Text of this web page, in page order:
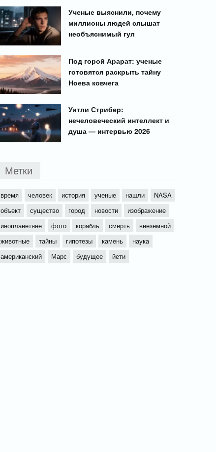
Ученые выяснили, почему
миллионы людей слышат
необъяснимый гул
Под горой Арарат: ученые
готовятся раскрыть тайну
Ноева ковчега
Уитли Стрибер:
нечеловеческий интеллект и
душа — интервью 2026
Метки
время человек история ученые нашли
NASA
объект
существо город новости
изображение
инопланетяне
фото корабль смерть
внеземной
животные
тайны гипотезы камень
наука
американский
Марс будущее йети